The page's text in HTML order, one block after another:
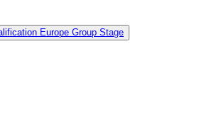
Europe Group Stage